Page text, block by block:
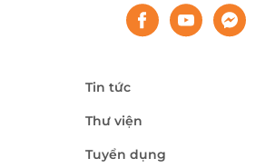
Tin tức
Thư viện
Tuyển dụng